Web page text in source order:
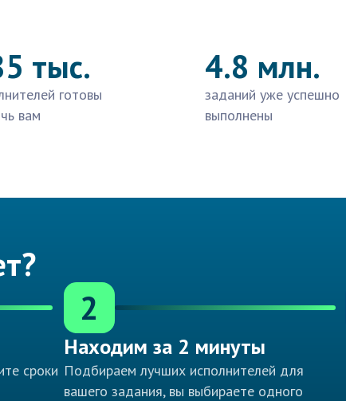
тыс.
готовы
вам
4.8 млн.
заданий уже успешно
выполнены
сроки
2
Находим за 2 минуты
Подбираем лучших исполнителей для
вашего задания, вы выбираете одного